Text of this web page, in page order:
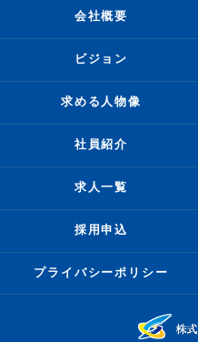
会社概要
ビジョン
求める人物像
社員紹介
求人一覧
採用申込
プライバシーポリシー